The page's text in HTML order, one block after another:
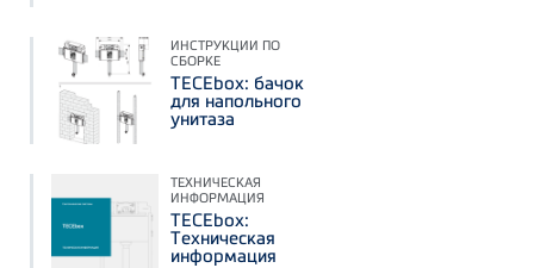
ИНСТРУКЦИИ ПО
СБОРКЕ
TECEbox: бачок
для напольного
унитаза
ТЕХНИЧЕСКАЯ
ИНФОРМАЦИЯ
TECEbox:
Техническая
информация